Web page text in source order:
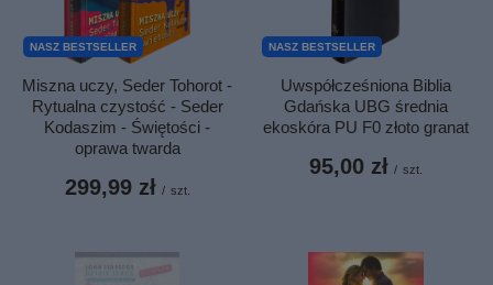
NASZ BESTSELLER
Miszna uczy, Seder Tohorot -
Rytualna czystość - Seder
Kodaszim - Świętości -
oprawa twarda
299,99 zł / szt.
NASZ BESTSELLER
Uwspółcześniona Biblia
Gdańska UBG średnia
ekoskóra PU F0 złoto granat
95,00 zł / szt.